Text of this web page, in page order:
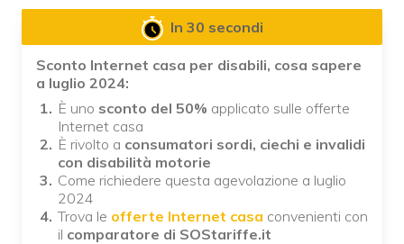
In 30 secondi
Sconto Internet casa per disabili, cosa sapere
a luglio 2024:
È uno sconto del 50% applicato sulle offerte
Internet casa
È rivolto a consumatori sordi, ciechi e invalidi
con disabilità motorie
Come richiedere questa agevolazione a luglio
2024
Trova le offerte Internet casa convenienti con
il comparatore di SOStariffe.it